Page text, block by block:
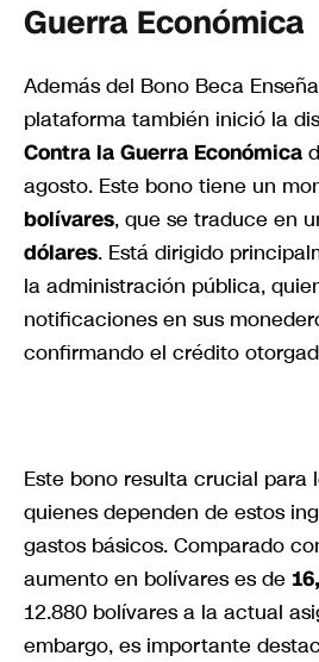
Guerra Económica
Además del Bono Beca
plataforma también inició la
Contra la Guerra Económica
agosto. Este bono tiene un
bolívares, que se traduce en
dólares. Está dirigido
la administración pública,
notificaciones en sus
confirmando el crédito
Este bono resulta crucial para
quienes dependen de estos
gastos básicos. Comparado
aumento en bolívares es de
12.880 bolívares a la actual
embargo, es importante